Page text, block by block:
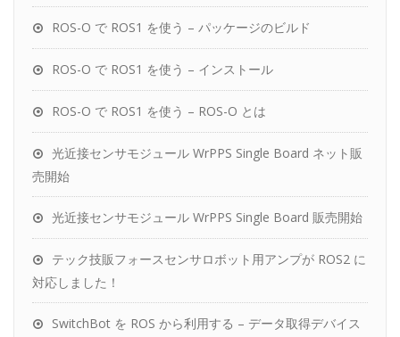
ROS-O で ROS1 を使う – パッケージのビルド
ROS-O で ROS1 を使う – インストール
ROS-O で ROS1 を使う – ROS-O とは
光近接センサモジュール WrPPS Single Board ネット販
売開始
光近接センサモジュール WrPPS Single Board 販売開始
テック技販フォースセンサロボット用アンプが ROS2 に
対応しました！
SwitchBot を ROS から利用する – データ取得デバイス